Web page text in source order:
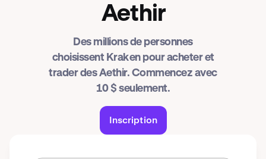
Aethir
Des millions de personnes
choisissent Kraken pour acheter et
trader des Aethir. Commencez avec
10 $ seulement.
Inscription